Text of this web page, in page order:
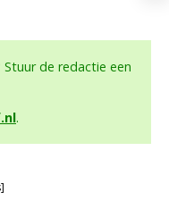
de redactie een
.